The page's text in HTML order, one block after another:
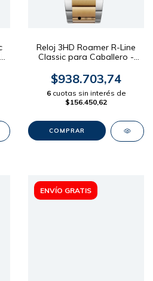
Reloj 3HD Roamer R-Line
Classic para Caballero -
Verde 43mm
$938.703,74
6 cuotas sin interés de
$156.450,62
ENVÍO GRATIS